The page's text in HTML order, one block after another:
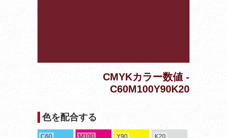
CMYKカラー数値 -
C60M100Y90K20
色を配合する
C60 M100 Y90 K20